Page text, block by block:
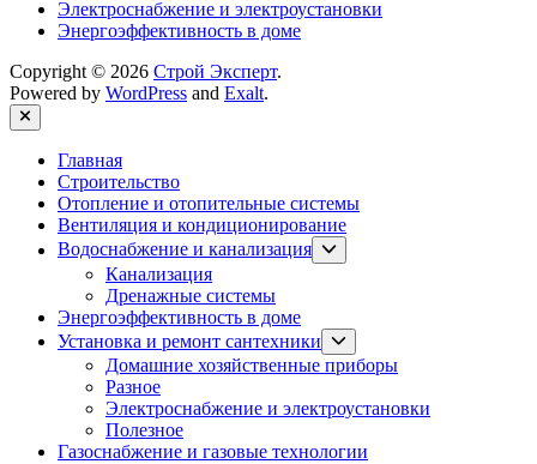
Электроснабжение и электроустановки
Энергоэффективность в доме
Copyright © 2026 Строй Эксперт.
Powered by WordPress and Exalt.
Close
Главная
Строительство
Отопление и отопительные системы
Вентиляция и кондиционирование
Водоснабжение и канализация
Show
sub
Канализация
Дренажные системы
Энергоэффективность в доме
Установка и ремонт сантехники
sub
menu
Домашние хозяйственные приборы
Разное
Электроснабжение и электроустановки
Полезное
Газоснабжение и газовые технологии